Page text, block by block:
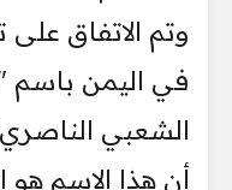
وتم الاتفاق
في اليمن باسم
الشعبي
أن هذا الاسم